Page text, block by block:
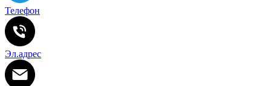
Телефон
Эл.адрес